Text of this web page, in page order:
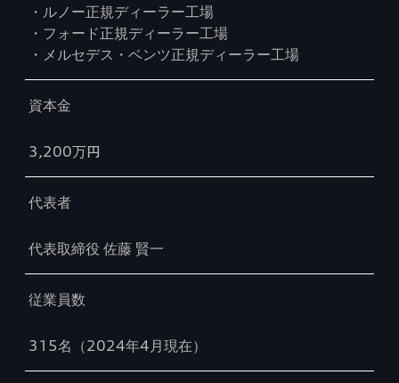
・ルノー正規ディーラー工場
・フォード正規ディーラー工場
・メルセデス・ベンツ正規ディーラー工場
資本金
3,200万円
代表者
代表取締役 佐藤 賢一
従業員数
315名（2024年4月現在）